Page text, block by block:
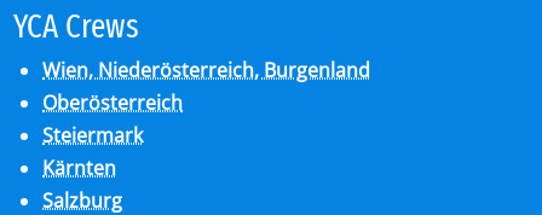
YCA Crews
Wien, Niederösterreich, Burgenland
Oberösterreich
Steiermark
Kärnten
Salzburg